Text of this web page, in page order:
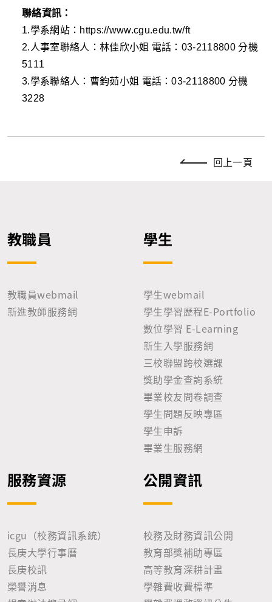
聯絡資訊：
1.學系網站： https://www.cgu.edu.tw/ft
2.人事室聯絡人：林佳欣小姐 電話： 03-2118800分機
5111
3.學系聯絡人：曹鈞茹小姐 電話：03-2118800 分機
3228
回上一頁
教職員
教職員webmail
新進教師服務網
學生
學生webmail
學生學習歷程E-Portfolio
數位學習 E-Learning
新生入學服務網
三校聯盟跨校選課
獎助學金查詢系統
畢業校友問卷調查
學生問題反映專區
學生申訴
畢業生服務網
服務資源
icgu（校務資訊系統）
長庚大學行事曆
長庚校訊
榮譽消息
公開資訊
校務及財務資訊公開
教育部獎補助專區
高等教育深耕計畫
學雜費收費標準